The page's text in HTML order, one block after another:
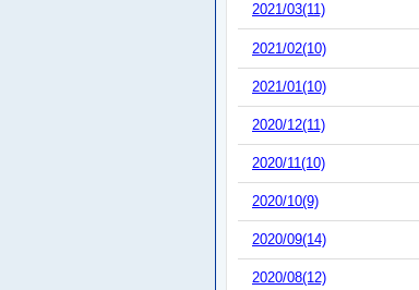
2021/03(11)
2021/02(10)
2021/01(10)
2020/12(11)
2020/11(10)
2020/10(9)
2020/09(14)
2020/08(12)